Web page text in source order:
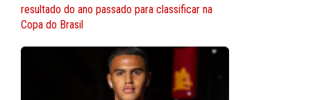
resultado do ano passado para classificar na
Copa do Brasil